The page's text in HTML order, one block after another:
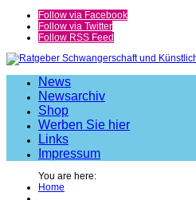
Follow via Facebook
Follow via Twitter
Follow RSS Feed
News
Newsarchiv
Shop
Werben Sie hier
Links
Impressum
You are here:
Home